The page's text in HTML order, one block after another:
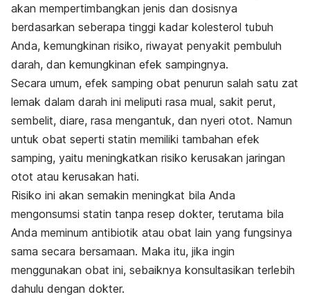
akan mempertimbangkan jenis dan dosisnya
berdasarkan seberapa tinggi kadar kolesterol tubuh
Anda, kemungkinan risiko, riwayat penyakit pembuluh
darah, dan kemungkinan efek sampingnya.
Secara umum, efek samping obat penurun salah satu zat
lemak dalam darah ini meliputi rasa mual, sakit perut,
sembelit, diare, rasa mengantuk, dan nyeri otot. Namun
untuk obat seperti statin memiliki tambahan efek
samping, yaitu meningkatkan risiko kerusakan jaringan
otot atau kerusakan hati.
Risiko ini akan semakin meningkat bila Anda
mengonsumsi statin tanpa resep dokter, terutama bila
Anda meminum antibiotik atau obat lain yang fungsinya
sama secara bersamaan. Maka itu, jika ingin
menggunakan obat ini, sebaiknya konsultasikan terlebih
dahulu dengan dokter.